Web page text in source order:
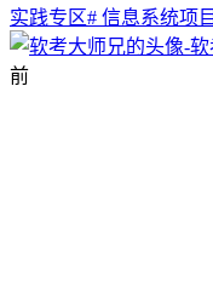
实践专区# 信息系统项
前